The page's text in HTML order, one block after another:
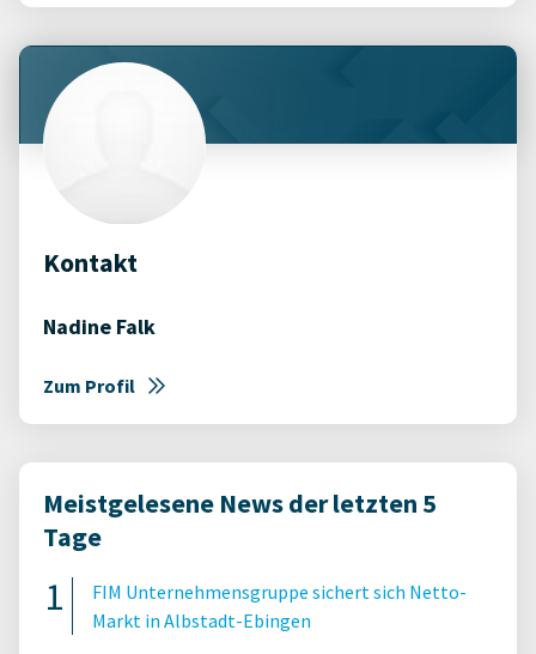
Kontakt
Nadine Falk
Zum Profil
Meistgelesene News der letzten 5
Tage
FIM Unternehmensgruppe sichert sich Netto-
Markt in Albstadt-Ebingen